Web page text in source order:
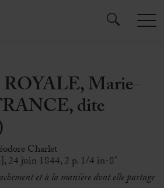
Marie-
dite
Charlet
24 juin 1844, 2 p. 1/4 in-8°
et à la manière dont elle partage